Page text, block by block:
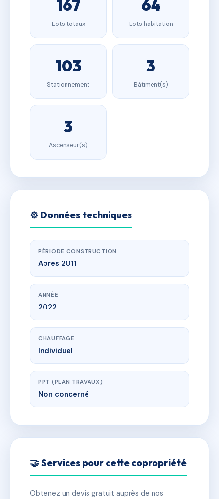
167
Lots totaux
64
Lots habitation
103
Stationnement
3
Bâtiment(s)
3
Ascenseur(s)
⚙️ Données techniques
PÉRIODE CONSTRUCTION
Apres 2011
ANNÉE
2022
CHAUFFAGE
Individuel
PPT (PLAN TRAVAUX)
Non concerné
🤝 Services pour cette copropriété
Obtenez un devis gratuit auprès de nos